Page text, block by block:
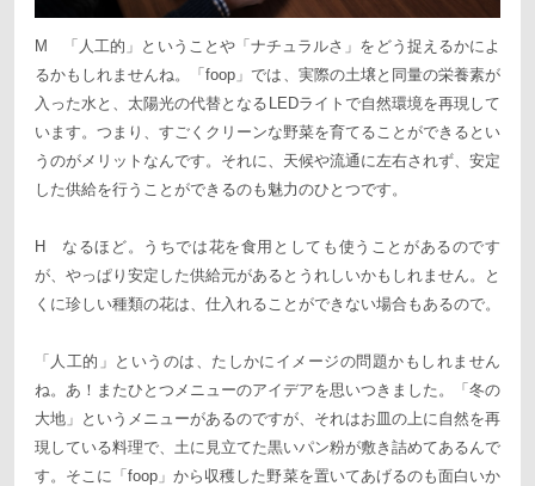
M 「人工的」ということや「ナチュラルさ」をどう捉えるかによ
るかもしれませんね。「foop」では、実際の土壌と同量の栄養素が
入った水と、太陽光の代替となるLEDライトで自然環境を再現して
います。つまり、すごくクリーンな野菜を育てることができるとい
うのがメリットなんです。それに、天候や流通に左右されず、安定
した供給を行うことができるのも魅力のひとつです。
H なるほど。うちでは花を食用としても使うことがあるのです
が、やっぱり安定した供給元があるとうれしいかもしれません。と
くに珍しい種類の花は、仕入れることができない場合もあるので。
「人工的」というのは、たしかにイメージの問題かもしれません
ね。あ！またひとつメニューのアイデアを思いつきました。「冬の
大地」というメニューがあるのですが、それはお皿の上に自然を再
現している料理で、土に見立てた黒いパン粉が敷き詰めてあるんで
す。そこに「foop」から収穫した野菜を置いてあげるのも面白いか